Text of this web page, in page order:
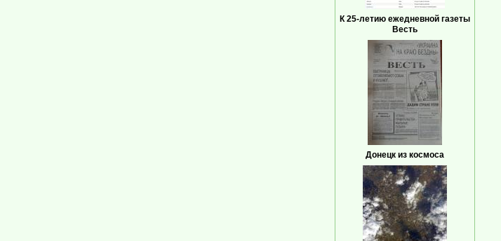
К 25-летию ежедневной газеты
Весть
Донецк из космоса